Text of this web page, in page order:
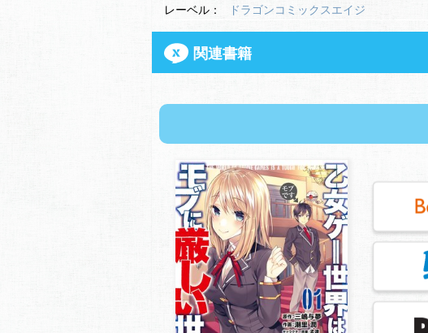
レーベル：
ドラゴンコミックスエイジ
関連書籍